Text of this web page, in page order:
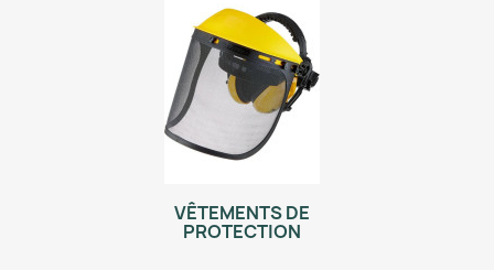
VÊTEMENTS DE
PROTECTION